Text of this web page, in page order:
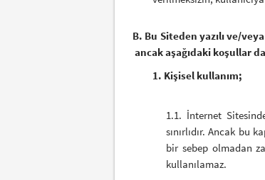
B. Bu Siteden yazılı ve/
ancak aşağıdaki koşullar
1. Kişisel kullanım;
1.1. İnternet
sınırlıdır. Ancak bu
bir sebep olmadan
kullanılamaz.